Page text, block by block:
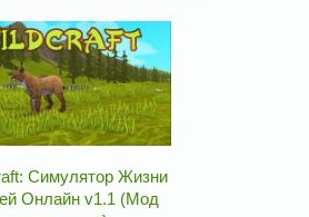
Симулятор Жизни
Онлайн v1.1 (Мод